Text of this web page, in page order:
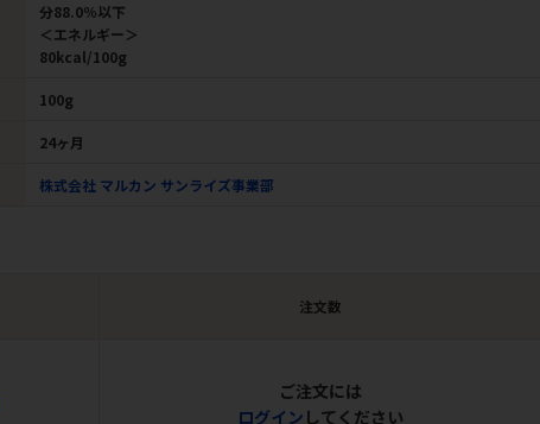
分88.0％以下
＜エネルギー＞
80kcal/100g
100g
24ヶ月
株式会社 マルカン サンライズ事業部
注文数
ご注文には
ログイン してください